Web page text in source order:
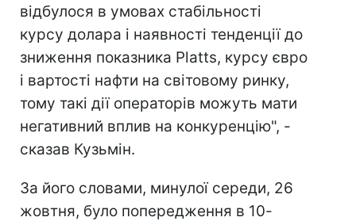
відбулося в умовах стабільності
курсу долара і наявності тенденції до
зниження показника Platts, курсу євро
і вартості нафти на світовому ринку,
тому такі дії операторів можуть мати
негативний вплив на конкуренцію", -
сказав Кузьмін.
За його словами, минулої середи, 26
жовтня, було попередження в 10-